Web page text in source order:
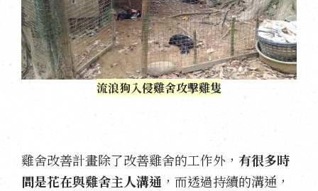
流浪狗入侵雞舍攻擊雞隻
雞舍改善計畫除了改善雞舍的工作外， 有很多時
間是花在與雞舍主人溝通 ，而透過持續的溝通，